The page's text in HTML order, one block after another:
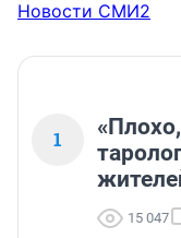
Новости СМИ2
1
15 047